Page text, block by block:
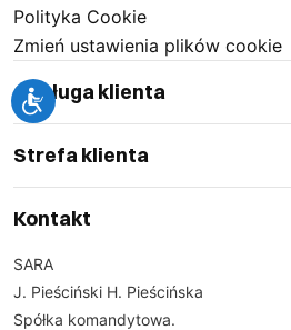
Polityka Cookie
Zmień ustawienia plików cookie
Obsługa klienta
Strefa klienta
Kontakt
SARA
J. Pieściński H. Pieścińska
Spółka komandytowa.